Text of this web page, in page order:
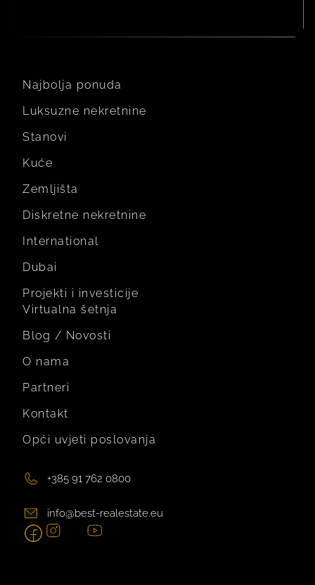
Najbolja ponuda
Luksuzne nekretnine
Stanovi
Kuće
Zemljišta
Diskretne nekretnine
International
Dubai
Projekti i investicije
Virtualna šetnja
Blog / Novosti
O nama
Partneri
Kontakt
Opći uvjeti poslovanja
+385 91 762 0800
info@best-realestate.eu